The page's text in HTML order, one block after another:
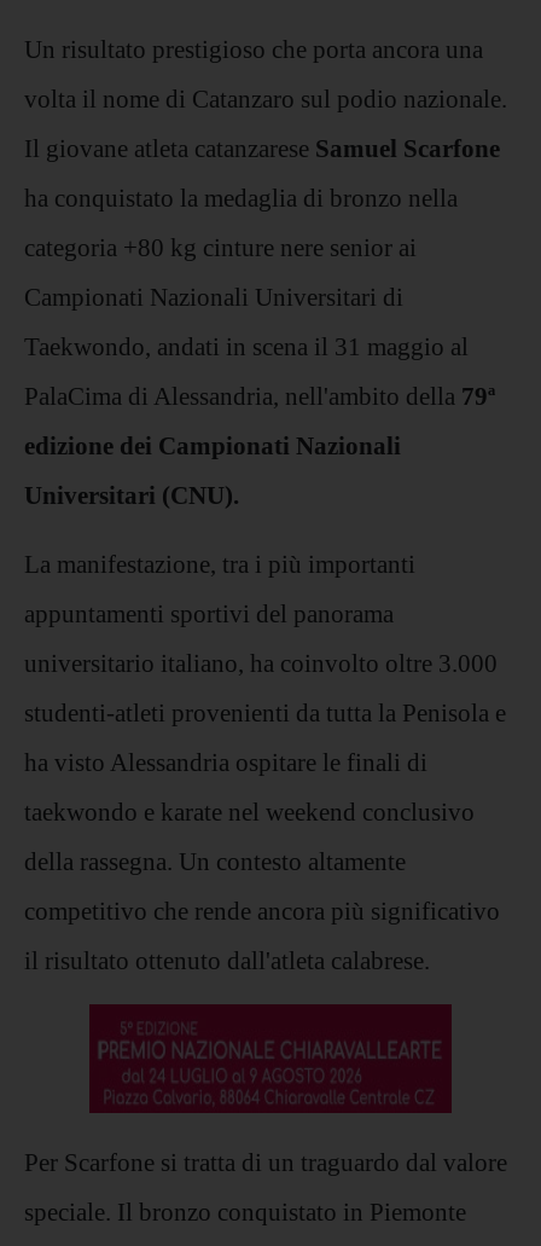
Un risultato prestigioso che porta ancora una
volta il nome di Catanzaro sul podio nazionale.
Il giovane atleta catanzarese Samuel Scarfone
ha conquistato la medaglia di bronzo nella
categoria +80 kg cinture nere senior ai
Campionati Nazionali Universitari di
Taekwondo, andati in scena il 31 maggio al
PalaCima di Alessandria, nell'ambito della 79ª
edizione dei Campionati Nazionali
Universitari (CNU).
La manifestazione, tra i più importanti
appuntamenti sportivi del panorama
universitario italiano, ha coinvolto oltre 3.000
studenti-atleti provenienti da tutta la Penisola e
ha visto Alessandria ospitare le finali di
taekwondo e karate nel weekend conclusivo
della rassegna. Un contesto altamente
competitivo che rende ancora più significativo
il risultato ottenuto dall'atleta calabrese.
Per Scarfone si tratta di un traguardo dal valore
speciale. Il bronzo conquistato in Piemonte